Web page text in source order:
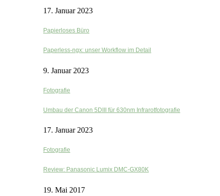
17. Januar 2023
Papierloses Büro
Paperless-ngx: unser Workflow im Detail
9. Januar 2023
Fotografie
Umbau der Canon 5DIII für 630nm Infrarotfotografie
17. Januar 2023
Fotografie
Review: Panasonic Lumix DMC-GX80K
19. Mai 2017